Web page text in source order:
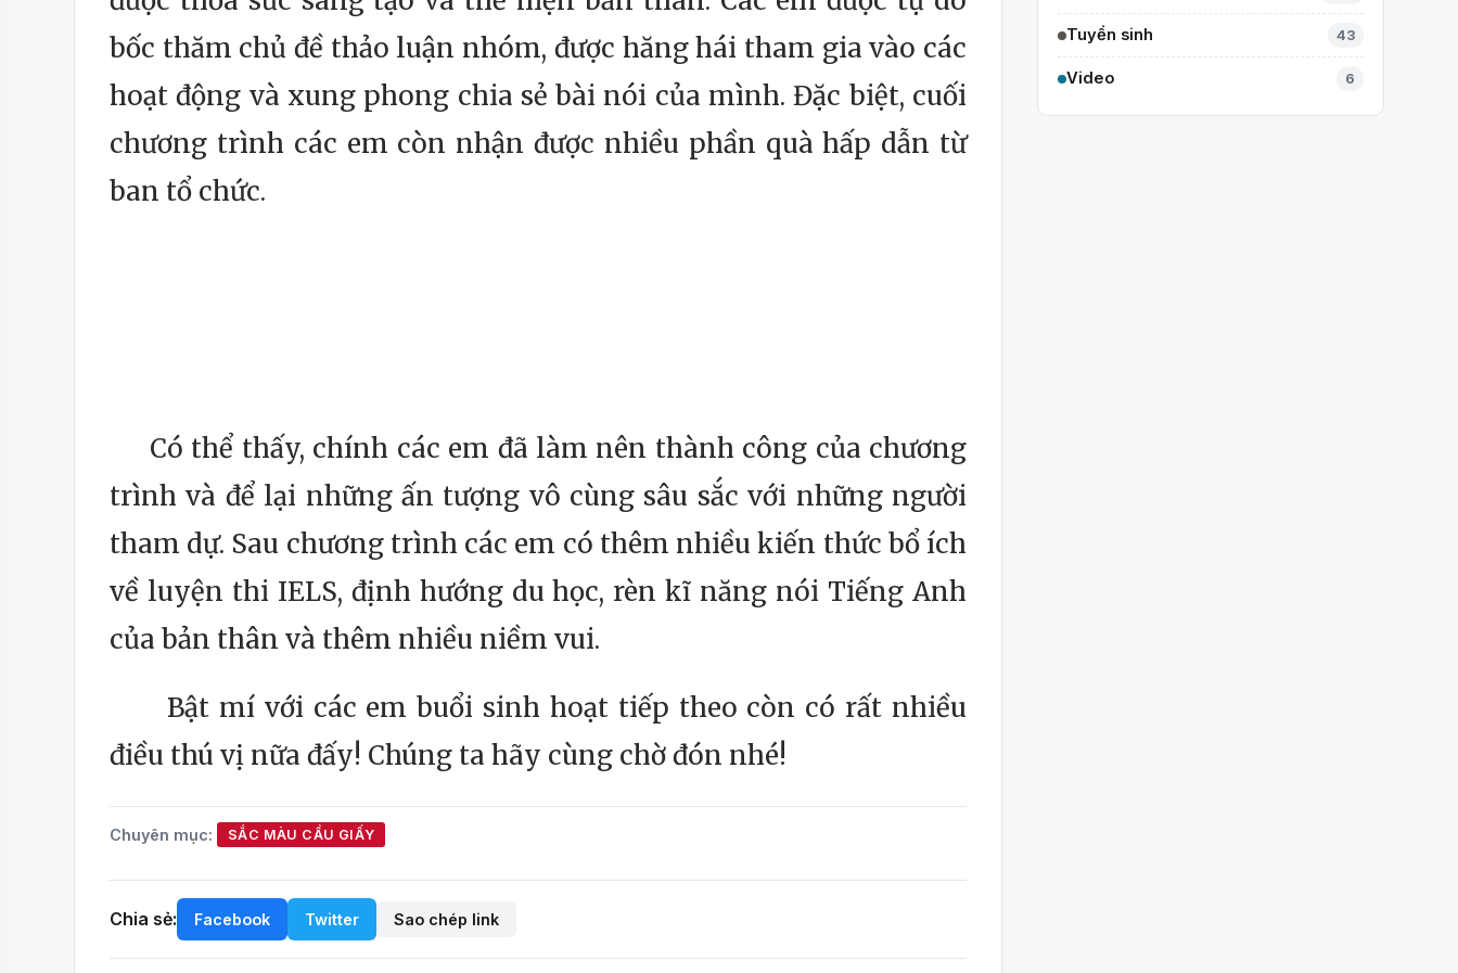
bốc thăm chủ đề thảo luận nhóm, được hăng hái tham gia vào các
hoạt động và xung phong chia sẻ bài nói của mình. Đặc biệt, cuối
chương trình các em còn nhận được nhiều phần quà hấp dẫn từ
ban tổ chức.
Có thể thấy, chính các em đã làm nên thành công của chương
trình và để lại những ấn tượng vô cùng sâu sắc với những người
tham dự. Sau chương trình các em có thêm nhiều kiến thức bổ ích
về luyện thi IELS, định hướng du học, rèn kĩ năng nói Tiếng Anh
của bản thân và thêm nhiều niềm vui.
Bật mí với các em buổi sinh hoạt tiếp theo còn có rất nhiều
điều thú vị nữa đấy! Chúng ta hãy cùng chờ đón nhé!
Chuyên mục: SẮC MÀU CẦU GIẤY
Chia sẻ: Facebook Twitter Sao chép link
Tuyển sinh 43
Video 6